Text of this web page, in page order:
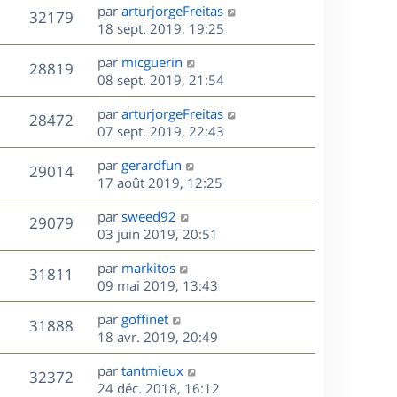
e
s
a
g
e
m
e
s
s
a
g
e
s
i
e
r
m
e
s
s
a
g
e
32179V
u
s
D
e
r
n
i
e
r
m
e
s
s
a
g
e
par arturjorgeFreitas
18 sept. 2019, 19:25
28819V
u
e
D
e
r
n
i
e
r
m
e
s
s
a
g
e
par micguerin
08 sept. 2019, 21:54
28472V
u
s
D
e
r
n
i
e
r
m
e
s
s
a
g
e
par arturjorgeFreitas
07 sept. 2019, 22:43
29014V
u
D
e
r
n
i
e
r
m
e
s
s
a
g
par gerardfun
17 août 2019, 12:25
29079V
u
s
D
e
r
n
i
e
r
m
e
s
s
par sweed92
03 juin 2019, 20:51
31811
u
e
s
D
e
r
n
i
e
r
m
par markitos
09 mai 2019, 13:43
31888V
u
e
D
e
r
n
i
par goffinet
18 avr. 2019, 20:49
32372V
D
e
par tantmieux
24 déc. 2018, 16:12